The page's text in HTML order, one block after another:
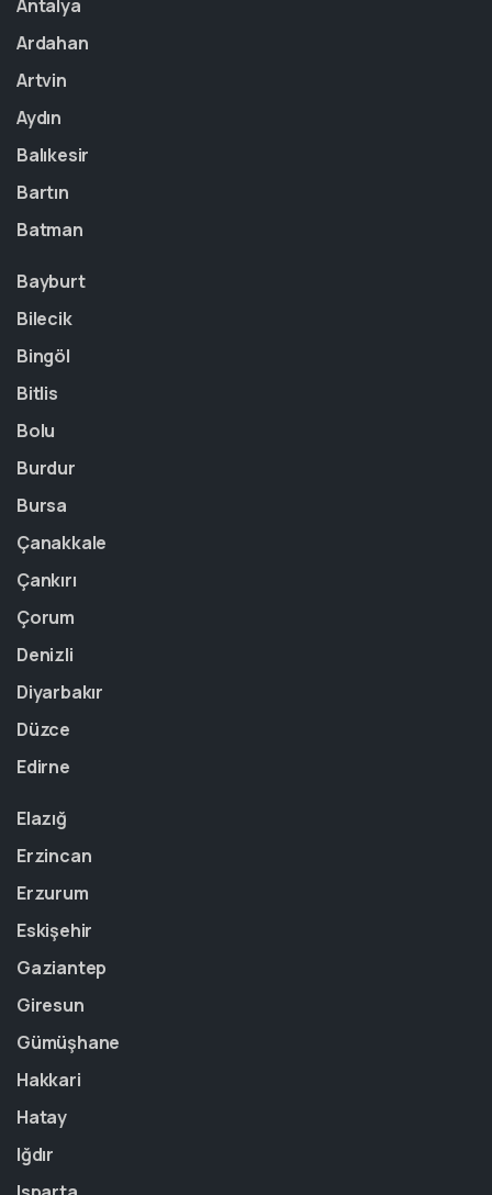
Antalya
Ardahan
Artvin
Aydın
Balıkesir
Bartın
Batman
Bayburt
Bilecik
Bingöl
Bitlis
Bolu
Burdur
Bursa
Çanakkale
Çankırı
Çorum
Denizli
Diyarbakır
Düzce
Edirne
Elazığ
Erzincan
Erzurum
Eskişehir
Gaziantep
Giresun
Gümüşhane
Hakkari
Hatay
Iğdır